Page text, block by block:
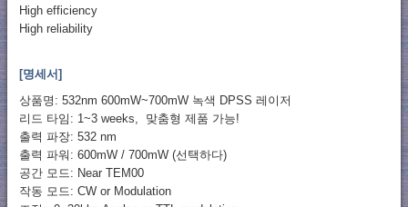
High efficiency
High reliability
[명세서]
상품명: 532nm 600mW~700mW 녹색 DPSS 레이저
리드 타임: 1~3 weeks, 맞춤형 제품 가능!
출력 파장: 532 nm
출력 파워: 600mW / 700mW (선택하다)
공간 모드: Near TEM00
작동 모드: CW or Modulation